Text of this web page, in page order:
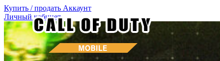
Купить / продать Аккаунт
Личный кабинет